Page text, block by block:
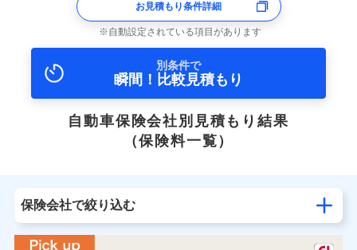
お見積もり条件詳細
自動設定されている項目があります
別条件で
瞬間！比較見積もり
自動車保険会社別見積もり結果
（保険料一覧）
保険会社で絞り込む